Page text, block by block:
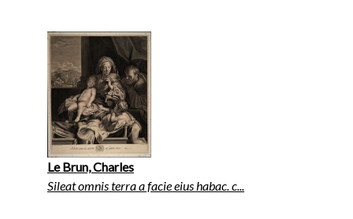
Le Brun, Charles
Sileat omnis terra a facie eius habac. c...